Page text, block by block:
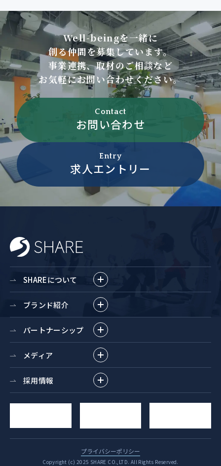
Well-beingを一緒に
創る仲間を募集しています。
事業連携、取材のご相談など
お気軽にお問い合わせください。
Contact
お問い合わせ
Entry
求人エントリー
SHAREについて
ブランド紹介
パートナーシップ
メディア
採用情報
プライバシーポリシー
Copyright (c) 2025 SHARE CO.,LTD. All Rights Reserved.